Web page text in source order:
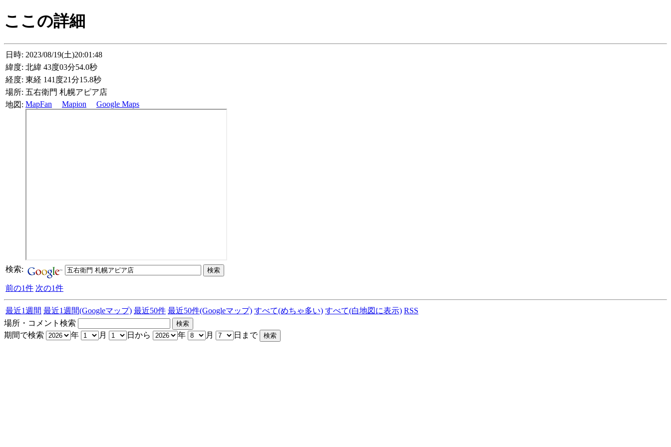
ここの詳細
日時: 2023/08/19(土)20:01:48
緯度: 北緯 43度03分54.0秒
経度: 東経 141度21分15.8秒
場所: 五右衛門 札幌アピア店
地図: MapFan Mapion Google Maps
検索:
前の1件 次の1件
最近1週間 最近1週間(Googleマップ) 最近50件 最近50件(Googleマップ) すべて(めちゃ多い) すべて(白地図に表示) RSS
場所・コメント検索
期間で検索
年 月 日から 年 月 日まで